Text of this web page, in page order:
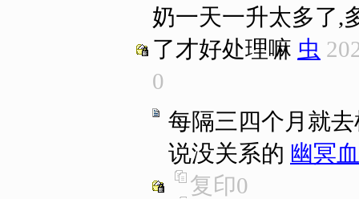
奶一天一升太多了,
了才好处理嘛 虫
0
每隔三四个月就
说没关系的 幽冥
复印0